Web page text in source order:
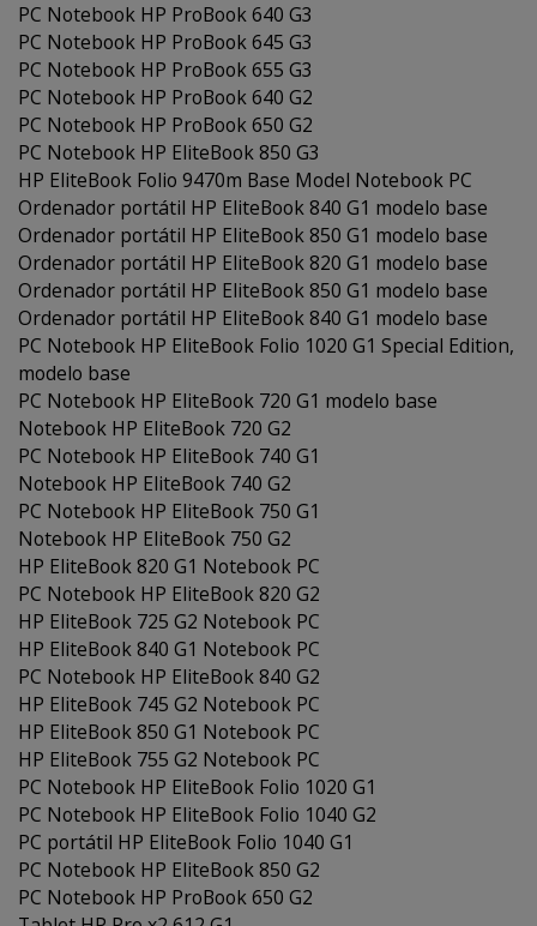
PC Notebook HP ProBook 640 G3
PC Notebook HP ProBook 645 G3
PC Notebook HP ProBook 655 G3
PC Notebook HP ProBook 640 G2
PC Notebook HP ProBook 650 G2
PC Notebook HP EliteBook 850 G3
HP EliteBook Folio 9470m Base Model Notebook PC
Ordenador portátil HP EliteBook 840 G1 modelo base
Ordenador portátil HP EliteBook 850 G1 modelo base
Ordenador portátil HP EliteBook 820 G1 modelo base
Ordenador portátil HP EliteBook 850 G1 modelo base
Ordenador portátil HP EliteBook 840 G1 modelo base
PC Notebook HP EliteBook Folio 1020 G1 Special Edition,
modelo base
PC Notebook HP EliteBook 720 G1 modelo base
Notebook HP EliteBook 720 G2
PC Notebook HP EliteBook 740 G1
Notebook HP EliteBook 740 G2
PC Notebook HP EliteBook 750 G1
Notebook HP EliteBook 750 G2
HP EliteBook 820 G1 Notebook PC
PC Notebook HP EliteBook 820 G2
HP EliteBook 725 G2 Notebook PC
HP EliteBook 840 G1 Notebook PC
PC Notebook HP EliteBook 840 G2
HP EliteBook 745 G2 Notebook PC
HP EliteBook 850 G1 Notebook PC
HP EliteBook 755 G2 Notebook PC
PC Notebook HP EliteBook Folio 1020 G1
PC Notebook HP EliteBook Folio 1040 G2
PC portátil HP EliteBook Folio 1040 G1
PC Notebook HP EliteBook 850 G2
PC Notebook HP ProBook 650 G2